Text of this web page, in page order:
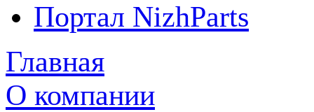
Портал NizhParts
Главная
О компании